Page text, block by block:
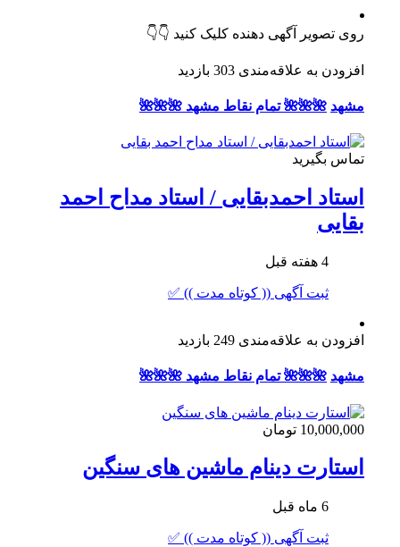
روی تصویر آگهی دهنده کلیک کنید 👇👇
افزودن به علاقه‌مندی 303 بازدید
مشهد 🌺🌺🌺 تمام نقاط مشهد 🌺🌺🌺
تماس بگیرید
استاد احمدبقایی / استاد مداح احمد
بقایی
4 هفته قبل
ثبت آگهی (( کوتاه مدت )) ✅
افزودن به علاقه‌مندی 249 بازدید
مشهد 🌺🌺🌺 تمام نقاط مشهد 🌺🌺🌺
10,000,000 تومان
استارت دینام ماشین های سنگین
6 ماه قبل
ثبت آگهی (( کوتاه مدت )) ✅